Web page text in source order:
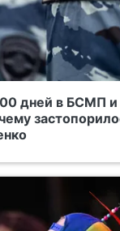
дней в БСМП и